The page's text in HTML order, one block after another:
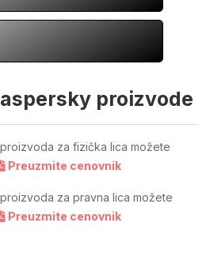
proizvode
za fizička lica možete
Preuzmite cenovnik
za pravna lica možete
Preuzmite cenovnik